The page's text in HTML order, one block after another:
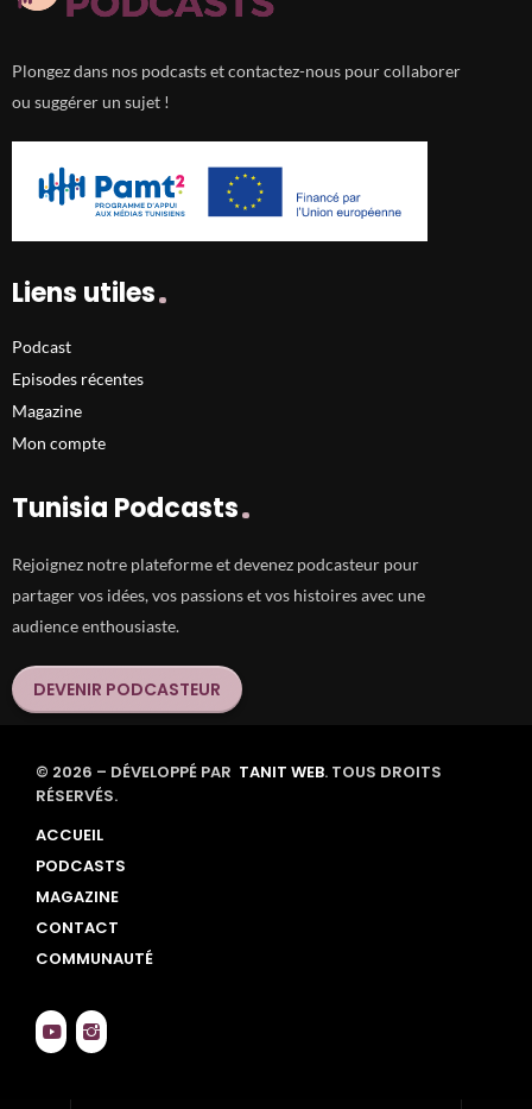
Plongez dans nos podcasts et contactez-nous pour collaborer
ou suggérer un sujet !
Liens utiles
Podcast
Episodes récentes
Magazine
Mon compte
Tunisia Podcasts
Rejoignez notre plateforme et devenez podcasteur pour
partager vos idées, vos passions et vos histoires avec une
audience enthousiaste.
DEVENIR PODCASTEUR
© 2026 – DÉVELOPPÉ PAR TANIT WEB. TOUS DROITS
RÉSERVÉS.
ACCUEIL
PODCASTS
MAGAZINE
CONTACT
COMMUNAUTÉ